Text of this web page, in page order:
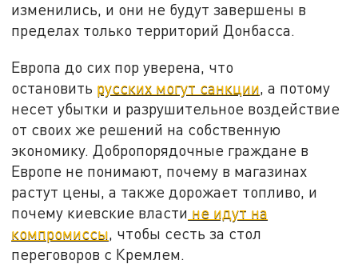
изменились, и они не будут завершены в
пределах только территорий Донбасса.
Европа до сих пор уверена, что
остановить русских могут санкции , а потому
несет убытки и разрушительное воздействие
от своих же решений на собственную
экономику. Добропорядочные граждане в
Европе не понимают, почему в магазинах
растут цены, а также дорожает топливо, и
почему киевские власти не идут на
компромиссы , чтобы сесть за стол
переговоров с Кремлем.